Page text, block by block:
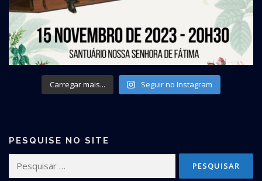
Carregar mais... Seguir no Instagram
PESQUISE NO SITE